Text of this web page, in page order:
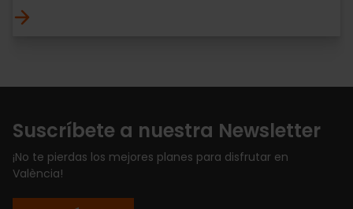
Suscríbete a nuestra Newsletter
¡No te pierdas los mejores planes para disfrutar en
València!